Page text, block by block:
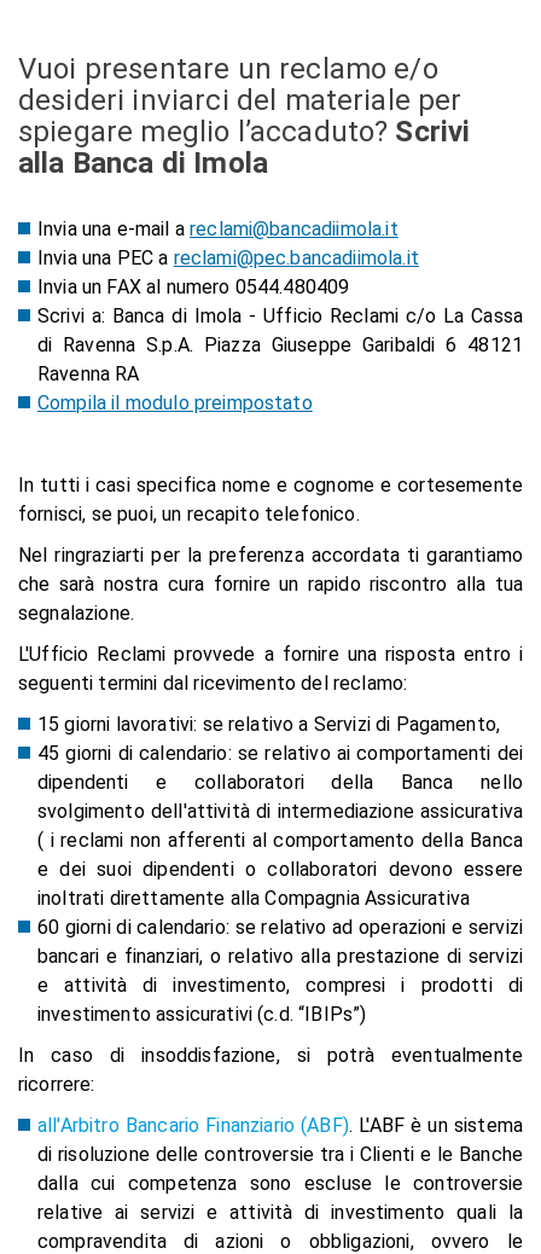
Vuoi presentare un reclamo e/o
desideri inviarci del materiale per
spiegare meglio l’accaduto? Scrivi
alla Banca di Imola
Invia una e-mail areclami@bancadiimola.it
Invia una PEC a reclami@pec.bancadiimola.it
Invia un FAX al numero 0544.480409
Scrivi a: Banca di Imola - Ufficio Reclami c/o La Cassa
di Ravenna S.p.A. Piazza Giuseppe Garibaldi 6 48121
Ravenna RA
Compila il modulo preimpostato
In tutti i casi specifica nome e cognome e cortesemente
fornisci, se puoi, un recapito telefonico.
Nel ringraziarti per la preferenza accordata ti garantiamo
che sarà nostra cura fornire un rapido riscontro alla tua
segnalazione.
L'Ufficio Reclami provvede a fornire una risposta entro i
seguenti termini dal ricevimento del reclamo:
15 giorni lavorativi: se relativo a Servizi di Pagamento,
45 giorni di calendario: se relativo ai comportamenti dei
dipendenti e collaboratori della Banca nello
svolgimento dell'attività di intermediazione assicurativa
( i reclami non afferenti al comportamento della Banca
e dei suoi dipendenti o collaboratori devono essere
inoltrati direttamente alla Compagnia Assicurativa
60 giorni di calendario: se relativo ad operazioni e servizi
bancari e finanziari, o relativo alla prestazione di servizi
e attività di investimento, compresi i prodotti di
investimento assicurativi (c.d. “IBIPs”)
In caso di insoddisfazione, si potrà eventualmente
ricorrere:
all'Arbitro Bancario Finanziario (ABF). L'ABF è un sistema
di risoluzione delle controversie tra i Clienti e le Banche
dalla cui competenza sono escluse le controversie
relative ai servizi e attività di investimento quali la
compravendita di azioni o obbligazioni, ovvero le